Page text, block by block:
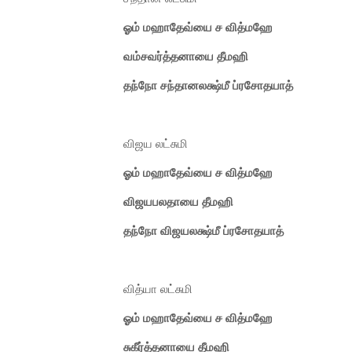
ஓம் மஹாதேவ்யை ச வித்மஹே
வம்சவர்த்தனாயை தீமஹி
தந்நோ சந்தானலக்ஷ்மீ ப்ரசோதயாத்
விஜய லட்சுமி
ஓம் மஹாதேவ்யை ச வித்மஹே
விஜயபலதாயை தீமஹி
தந்நோ விஜயலக்ஷ்மீ ப்ரசோதயாத்
வித்யா லட்சுமி
ஓம் மஹாதேவ்யை ச வித்மஹே
சுகீர்த்தனாயை தீமஹி